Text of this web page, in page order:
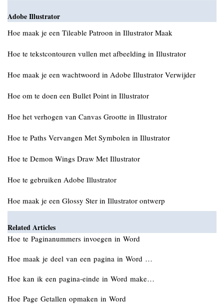
Adobe Illustrator
Hoe maak je een Tileable Patroon in Illustrator Maak
Hoe te tekstcontouren vullen met afbeelding in Illustrator
Hoe maak je een wachtwoord in Adobe Illustrator Verwijder
Hoe om te doen een Bullet Point in Illustrator
Hoe het verhogen van Canvas Grootte in Illustrator
Hoe te Paths Vervangen Met Symbolen in Illustrator
Hoe te Demon Wings Draw Met Illustrator
Hoe te gebruiken Adobe Illustrator
Hoe maak je een Glossy Ster in Illustrator ontwerp
Related Articles
Hoe te Paginanummers invoegen in Word
Hoe maak je deel van een pagina in Word …
Hoe kan ik een pagina-einde in Word make…
Hoe Page Getallen opmaken in Word